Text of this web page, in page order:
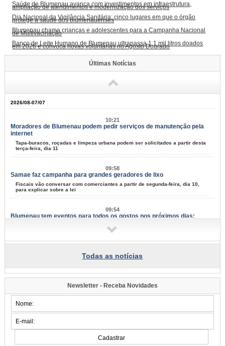
Saúde de Blumenau avança com investimentos em infraestrutura,
ampliação de atendimentos e modernização dos serviços
Dia Nacional da Vigilância Sanitária: cinco lugares em que o órgão
protege a saúde dos blumenauenses
Blumenau chama crianças e adolescentes para a Campanha Nacional
de Multivacinação
Banco de Leite Humano de Blumenau ultrapassa 1,1 mil litros doados
em 2026 e convoca novas voluntárias no Agosto Dourado
Últimas Notícias
2026/08-07/07
10:21
Moradores de Blumenau podem pedir serviços de manutenção pela
internet
Tapa-buracos, roçadas e limpeza urbana podem ser solicitados a partir desta
terça-feira, dia 11
09:58
Samae faz campanha para grandes geradores de lixo
Fiscais vão conversar com comerciantes a partir de segunda-feira, dia 10,
para explicar sobre a lei
09:54
Blumenau tem eventos para todos os gostos nos próximos dias;
Música, arte e cultura marcam mais um fim de semana na cidade
Famílias do Loteamento Arnold Zickuhr recebem regularização dos
Prefeitura entrega documentação de 18 lotes na Velha Central; espera
2026/08-06/06
15:39
Semana da Juventude inicia na próxima quarta-feira, dia 12: confira a
Esporte, cultura, saúde e atividades de integração estarão disponíveis em
Todas as notícias
Newsletter - Receba Novidades